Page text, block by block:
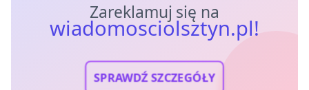
Zareklamuj się na
wiadomosciolsztyn.pl!
SPRAWDŹ SZCZEGÓŁY